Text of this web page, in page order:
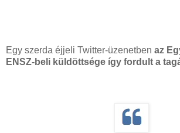
Egy szerda éjjeli Twitter-üzenetben az
ENSZ-beli küldöttsége így fordult a